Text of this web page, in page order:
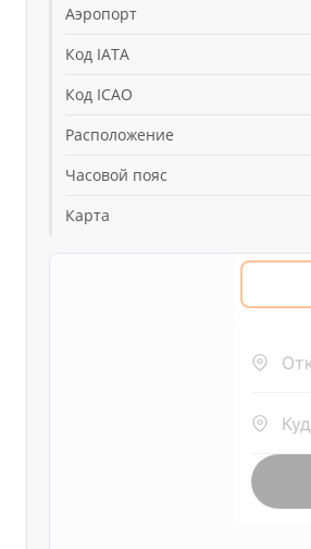
Аэропорт
Код IATA
Код ICAO
Расположение
Часовой пояс
Карта